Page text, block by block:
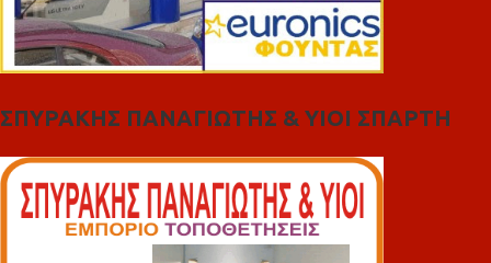
ΣΠΥΡΑΚΗΣ ΠΑΝΑΓΙΩΤΗΣ & YIOI ΣΠΑΡΤΗ